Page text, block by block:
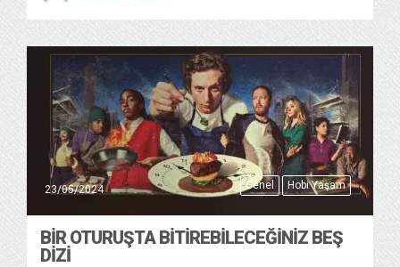
Genel Hobi Yaşam
23/05/2024
BIR OTURUŞTA BITIREBILECEĞINIZ BEŞ
DIZI